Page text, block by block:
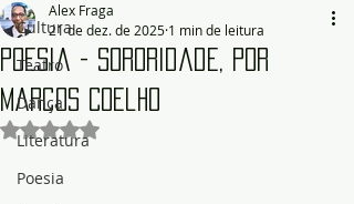
Cultura
Teatro
Dança
Literatura
Poesia
Poesia - Sororidade, por
Marcos Coelho
Alex Fraga
21 de dez. de 2025 1 min de leitura
Avaliado com NaN de 5 estrelas.